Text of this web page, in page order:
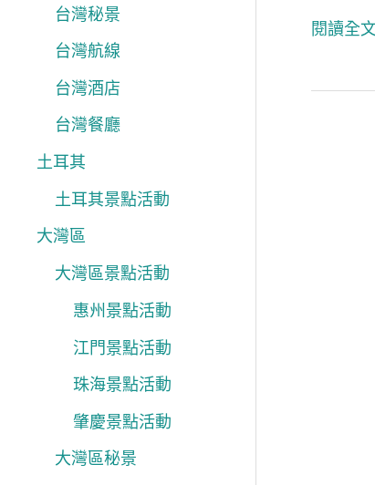
台灣秘景
台灣航線
台灣酒店
台灣餐廳
土耳其
土耳其景點活動
大灣區
大灣區景點活動
惠州景點活動
江門景點活動
珠海景點活動
肇慶景點活動
大灣區秘景
閱讀全